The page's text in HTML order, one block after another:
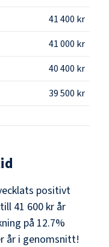
41 400 kr
41 000 kr
40 400 kr
39 500 kr
positivt
41 600 kr år
på 12.7%
år i genomsnitt!